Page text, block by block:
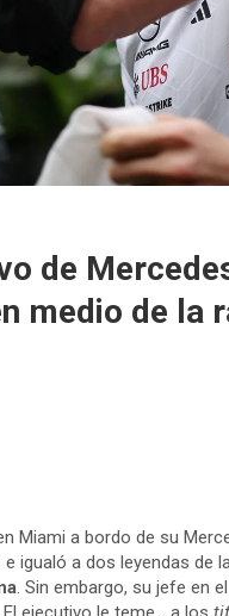
de
medio de la
Miami a bordo de su
e igualó a dos leyendas de
. Sin embargo, su jefe en